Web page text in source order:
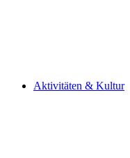
Aktivitäten & Kultur